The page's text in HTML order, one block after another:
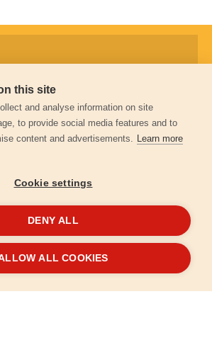
- Všechna práva vyhrazena
údajů
VytvořiloFEO
this site
and analyse information on site
to provide social media features and to
content and advertisements. Learn more
Cookie settings
DENY ALL
ALL COOKIES